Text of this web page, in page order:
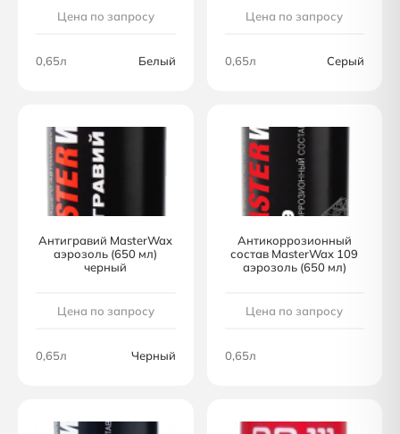
Цена по запросу
0,65л Белый
Цена по запросу
0,65л Серый
Антигравий MasterWax
аэрозоль (650 мл)
черный
Цена по запросу
0,65л Черный
Антикоррозионный
состав MasterWax 109
аэрозоль (650 мл)
Цена по запросу
0,65л